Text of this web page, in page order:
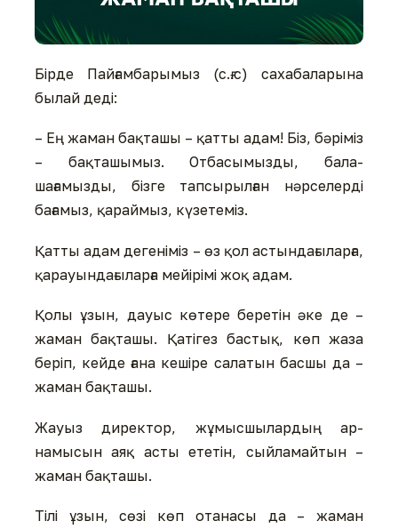
Бірде Пайғамбарымыз (с.ғ.с) сахабаларына
былай деді:
– Ең жаман бақташы – қатты адам! Біз, бәріміз
– бақташымыз. Отбасымызды, бала-
шағамызды, бізге тапсырылған нәрселерді
бағамыз, қараймыз, күзетеміз.
Қатты адам дегеніміз – өз қол астындағыларға,
қарауындағыларға мейірімі жоқ адам.
Қолы ұзын, дауыс көтере беретін әке де –
жаман бақташы. Қатігез бастық, көп жаза
беріп, кейде ғана кешіре салатын басшы да –
жаман бақташы.
Жауыз директор, жұмысшылардың ар-
намысын аяқ асты ететін, сыйламайтын –
жаман бақташы.
Тілі ұзын, сөзі көп отанасы да – жаман